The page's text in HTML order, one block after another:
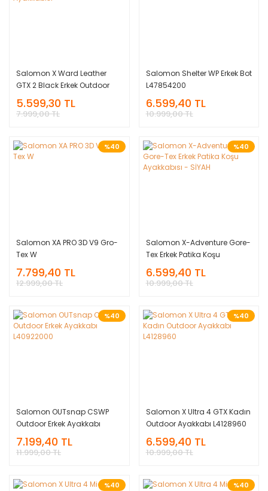
Salomon X Ward Leather
GTX 2 Black Erkek Outdoor
Ayakkabısı
5.599,30 TL
7.999,00 TL
Salomon Shelter WP Erkek Bot
L47854200
6.599,40 TL
10.999,00 TL
%40
Salomon XA PRO 3D V9 Gro-
Tex W
7.799,40 TL
12.999,00 TL
%40
Salomon X-Adventure Gore-
Tex Erkek Patika Koşu
Ayakkabısı - SİYAH
6.599,40 TL
10.999,00 TL
%40
Salomon OUTsnap CSWP
Outdoor Erkek Ayakkabı
L40922000
7.199,40 TL
11.999,00 TL
%40
Salomon X Ultra 4 GTX Kadın
Outdoor Ayakkabı L4128960
6.599,40 TL
10.999,00 TL
%40 %40